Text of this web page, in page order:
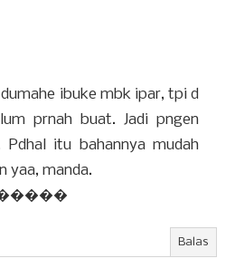
ibuke mbk ipar, tpi d
prnah buat. Jadi pngen
Pdhal itu bahannya mudah
yaa, manda.
������
Balas